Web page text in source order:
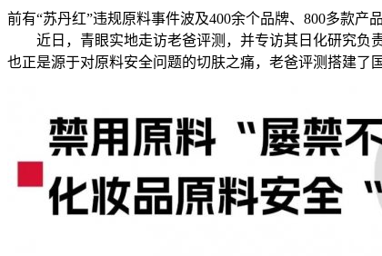
前有“苏丹红”违规原料事件波及400余个品牌、800多款产
近日，青眼实地走访老爸评测，并专访其日化研究负
也正是源于对原料安全问题的切肤之痛，老爸评测搭建了